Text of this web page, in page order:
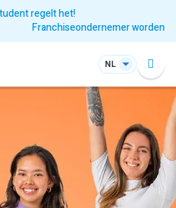
regelt het!
Franchiseondernemer worden
NL